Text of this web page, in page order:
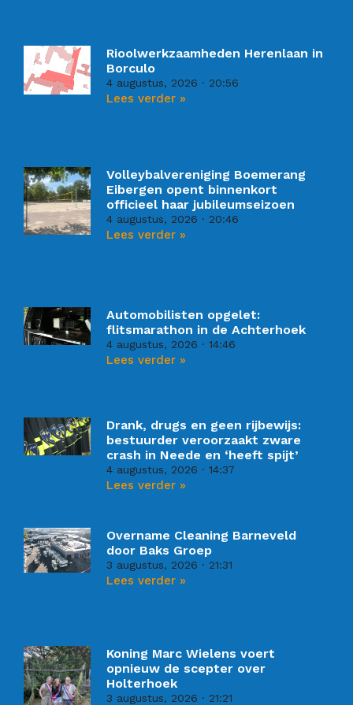
Rioolwerkzaamheden Herenlaan in
Borculo
4 augustus, 2026 20:56
Lees verder »
Volleybalvereniging Boemerang
Eibergen opent binnenkort
officieel haar jubileumseizoen
4 augustus, 2026 20:46
Lees verder »
Automobilisten opgelet:
flitsmarathon in de Achterhoek
4 augustus, 2026 14:46
Lees verder »
Drank, drugs en geen rijbewijs:
bestuurder veroorzaakt zware
crash in Neede en ‘heeft spijt’
4 augustus, 2026 14:37
Lees verder »
Overname Cleaning Barneveld
door Baks Groep
3 augustus, 2026 21:31
Lees verder »
Koning Marc Wielens voert
opnieuw de scepter over
Holterhoek
3 augustus, 2026 21:21